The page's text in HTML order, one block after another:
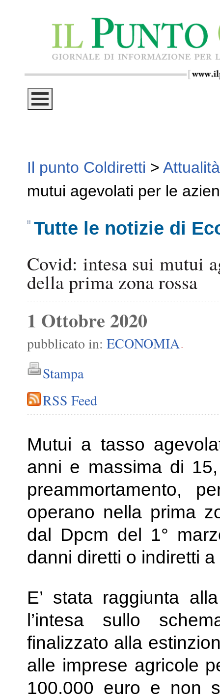
Il punto Coldiretti > Attualità
mutui agevolati per le
Tutte le notizie di
Covid: intesa sui mutui
della prima zona rossa
1 Ottobre 2020
pubblicato in: ECONOMIA -
Stampa
RSS Feed
Mutui a tasso
anni e massima di
preammortamento,
operano nella prima
dal Dpcm del 1°
danni diretti o indiretti
E’ stata raggiunta
l’intesa sullo
finalizzato alla
alle imprese agricole
100.000 euro e non